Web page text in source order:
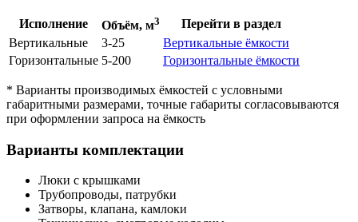
Исполнение Объём, м3
Перейти в раздел
Вертикальные
3-25
Вертикальные ёмкости
Горизонтальные 5-200 Горизонтальные ёмкости
* Варианты производимых ёмкостей с условными
габаритными размерами, точные габариты согласовываются
при оформлении запроса на ёмкость
Варианты комплектации
Люки с крышками
Трубопроводы, патрубки
Затворы, клапана, камлоки